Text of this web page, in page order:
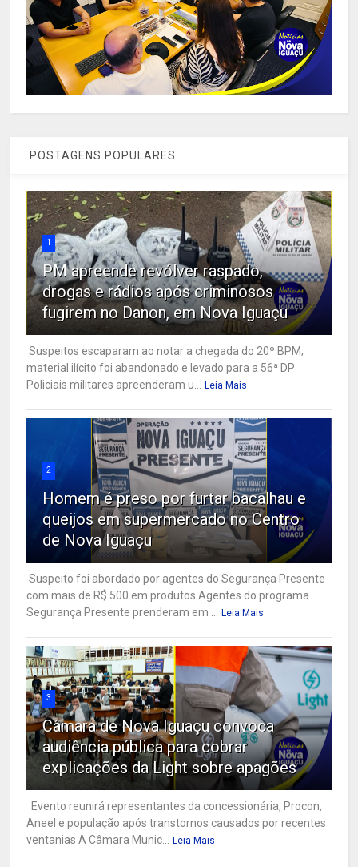
POSTAGENS POPULARES
1
PM apreende revólver raspado,
drogas e rádios após criminosos
fugirem no Danon, em Nova Iguaçu
Suspeitos escaparam ao notar a chegada do 20º BPM;
material ilícito foi abandonado e levado para a 56ª DP
Policiais militares apreenderam u...
Leia Mais
2
Homem é preso por furtar bacalhau e
queijos em supermercado no Centro
de Nova Iguaçu
Suspeito foi abordado por agentes do Segurança Presente
com mais de R$ 500 em produtos Agentes do programa
Segurança Presente prenderam em ...
Leia Mais
3
Câmara de Nova Iguaçu convoca
audiência pública para cobrar
explicações da Light sobre apagões
Evento reunirá representantes da concessionária, Procon,
Aneel e população após transtornos causados por recentes
ventanias A Câmara Munic...
Leia Mais